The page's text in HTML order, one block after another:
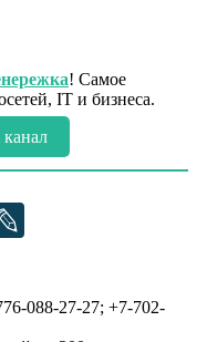
! Самое
IT и бизнеса.
088-27-27; +7-702-